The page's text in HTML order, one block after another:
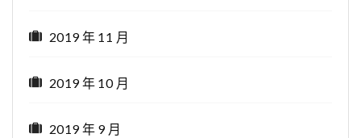
2019 年 11 月
2019 年 10 月
2019 年 9 月